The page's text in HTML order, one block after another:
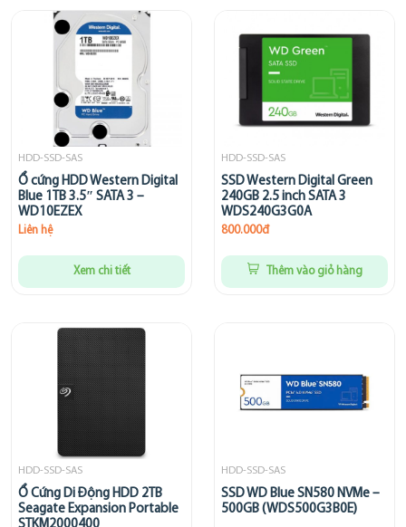
HDD-SSD-SAS
Ổ cứng HDD Western Digital
Blue 1TB 3.5″ SATA 3 –
WD10EZEX
Liên hệ
Xem chi tiết
HDD-SSD-SAS
SSD Western Digital Green
240GB 2.5 inch SATA 3
WDS240G3G0A
800.000đ
Thêm vào giỏ hàng
HDD-SSD-SAS
Ổ Cứng Di Động HDD 2TB
Seagate Expansion Portable
HDD-SSD-SAS
SSD WD Blue SN580 NVMe –
500GB (WDS500G3B0E)